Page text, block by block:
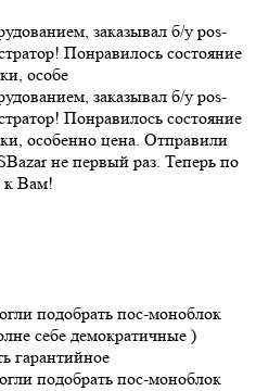
заказывал б/у pos-
Понравилось состояние
особе
заказывал б/у pos-
Понравилось состояние
особенно цена. Отправили
не первый раз. Теперь по
к Вам!
подобрать пос-моноблок
себе демократичные )
гарантийное
подобрать пос-моноблок